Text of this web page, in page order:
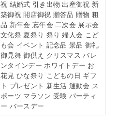
祝 結婚式 引き出物 出産御祝 新
築御祝 開店御祝 贈答品 贈物 粗
品 新年会 忘年会 二次会 展示会
文化祭 夏祭り 祭り 婦人会 こど
も会 イベント 記念品 景品 御礼
御見舞 御供え クリスマス バレ
ンタインデー ホワイトデー お
花見 ひな祭り こどもの日 ギフ
ト プレゼント 新生活 運動会 ス
ポーツ マラソン 受験 パーティ
ー バースデー